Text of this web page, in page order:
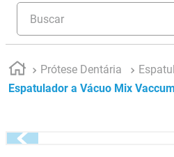
Buscar
Prótese Dentária
Espatulador a Vácuo Mix